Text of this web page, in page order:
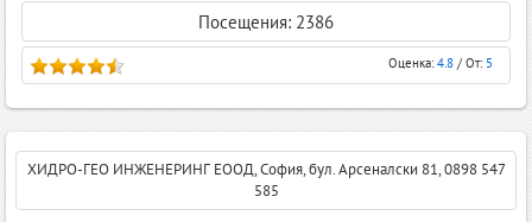
Посещения: 2386
Оценка:4.8 / От: 5
ХИДРО-ГЕО ИНЖЕНЕРИНГ ЕООД, София, бул. Арсеналски 81, 0898 547
585